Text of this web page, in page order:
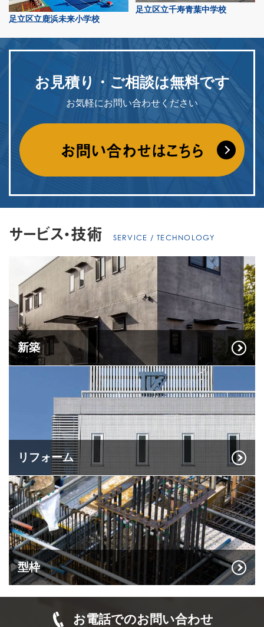
足立区立鹿浜未来小学校
足立区立千寿青葉中学校
お見積り・ご相談は無料です
お気軽にお問い合わせください
お問い合わせはこちら
サービス・技術 SERVICE / TECHNOLOGY
新築
リフォーム
型枠
お電話でのお問い合わせ